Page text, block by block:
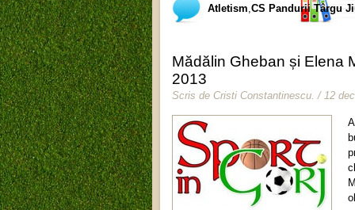
Atletism CS Pandurii Târgu
Mădălin Gheban și Elena
2013
Scris de Cristi Constantinescu. / 12